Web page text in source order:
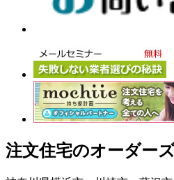
注文住宅のオーダー